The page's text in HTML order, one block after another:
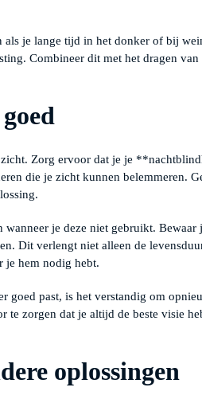
als je lange tijd in het donker of bij
Combineer dit met het dragen van
Zorg ervoor dat je je
die je zicht kunnen belemmeren.
je deze niet gebruikt. Bewaar
Dit verlengt niet alleen de
je hem nodig hebt.
goed past, is het verstandig om
te zorgen dat je altijd de beste visie
oplossingen